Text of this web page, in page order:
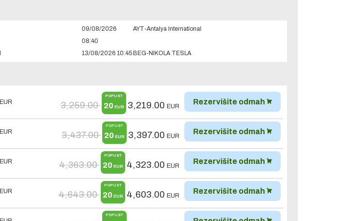
09/08/2026
08:40
AYT-Antalya International
13/08/2026 10:45 BEG-NIKOLA TESLA
EUR 3,259.00
POPUST
20 EUR 3,219.00 EUR
Rezervišite odmah
EUR 3,437.00
POPUST
20 EUR 3,397.00 EUR
Rezervišite odmah
EUR 4,363.00
POPUST
20 EUR 4,323.00 EUR
Rezervišite odmah
EUR 4,643.00
POPUST
20 EUR 4,603.00 EUR
Rezervišite odmah
POPUST